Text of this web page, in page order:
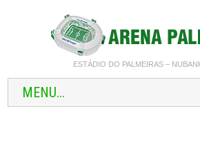
ESTÁDIO DO PALMEIRAS –
MENU...